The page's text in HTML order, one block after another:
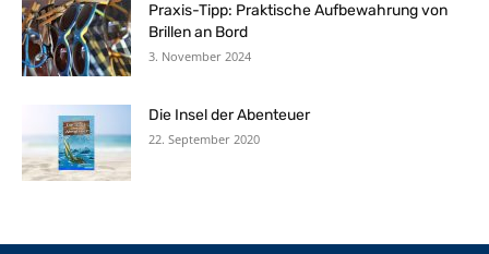
Praxis-Tipp: Praktische Aufbewahrung von
Brillen an Bord
3. November 2024
Die Insel der Abenteuer
22. September 2020